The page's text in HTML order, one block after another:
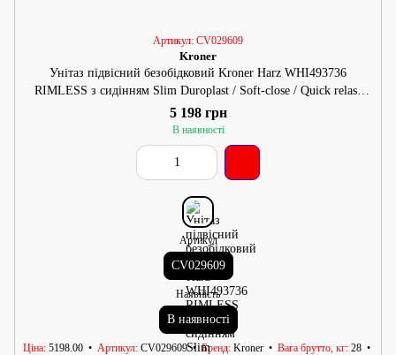
Артикул: CV029609
Kroner
Унітаз підвісний безобідковий Kroner Harz WHI493736
RIMLESS з сидінням Slim Duroplast / Soft-close / Quick relase
(KH493736WHIR)
5 198 грн
В наявності
Артикул
CV029609
Наявність
В наявності
Ціна 5198.00 Артикул CV029609 Бренд Kroner Вага брутто, кг 28